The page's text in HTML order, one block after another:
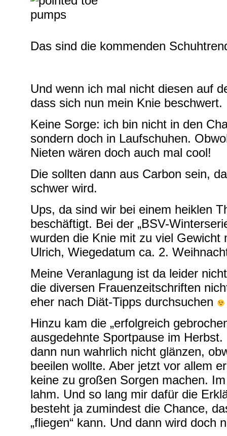
Das sind die kommenden
Und wenn ich mal nicht diesen auf
dass sich nun mein Knie beschwert.
Keine Sorge: ich bin nicht in den
sondern doch in Laufschuhen.
Nieten wären doch auch mal cool!
Die sollten dann aus Carbon sein,
schwer wird.
Ups, da sind wir bei einem heiklen
beschäftigt. Bei der „BSV-
wurden die Knie mit zu viel
Ulrich, Wiegedatum ca. 2.
Meine Veranlagung ist da leider
die diversen Frauenzeitschriften
eher nach Diät-Tipps durchsuchen
Hinzu kam die „erfolgreich
ausgedehnte Sportpause im
dann nun wahrlich nicht glänzen,
beeilen wollte. Aber jetzt vor allem
keine zu großen Sorgen machen.
lahm. Und so lang mir dafür die
besteht ja zumindest die Chance,
„fliegen“ kann. Und dann wird doch